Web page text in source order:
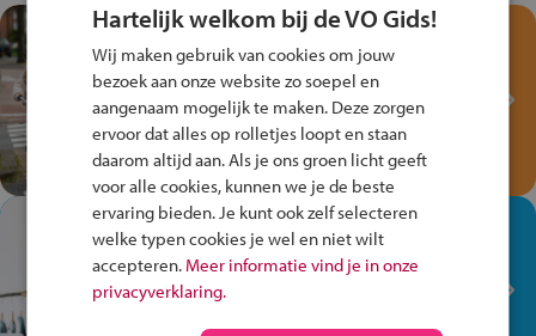
Test je kennis met het
Fiets Veilig
Verkeersspel!
Speel het Fiets Veilig Verkeersspel
en win een Cortina-fiets!
In de winkel ben je op je
plek!
Ontdek via het vmbo jouw talent
op de winkelvloer, waar elke dag
Hartelijk welkom bij de VO Gids!
Wij maken gebruik van cookies om jouw
bezoek aan onze website zo soepel en
aangenaam mogelijk te maken. Deze zorgen
ervoor dat alles op rolletjes loopt en staan
daarom altijd aan. Als je ons groen licht geeft
voor alle cookies, kunnen we je de beste
ervaring bieden. Je kunt ook zelf selecteren
welke typen cookies je wel en niet wilt
accepteren. Meer informatie vind je in onze
privacyverklaring.